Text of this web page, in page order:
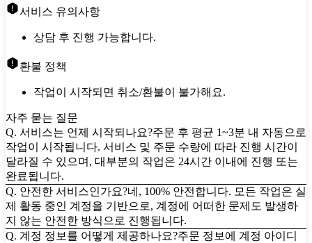
서비스 유의사항
상담 후 진행 가능합니다.
환불 정책
작업이 시작되면 취소/환불이 불가해요.
자주 묻는 질문
Q. 서비스는 언제 시작되나요?주문 후 평균 1~3분 내 자동으로
작업이 시작됩니다. 서비스 및 주문 수량에 따라 진행 시간이
달라질 수 있으며, 대부분의 작업은 24시간 이내에 진행 또는
완료됩니다.
Q. 안전한 서비스인가요?네, 100% 안전합니다. 모든 작업은 실
제 활동 중인 계정을 기반으로, 계정에 어떠한 문제도 발생하
지 않는 안전한 방식으로 진행됩니다.
Q. 계정 정보를 어떻게 제공하나요?주문 정보에 계정 아이디